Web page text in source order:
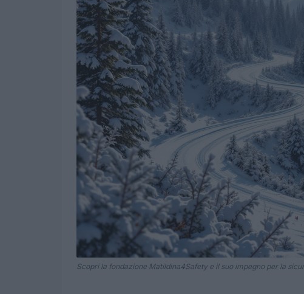
Scopri la fondazione Matildina4Safety e il suo impegno per la